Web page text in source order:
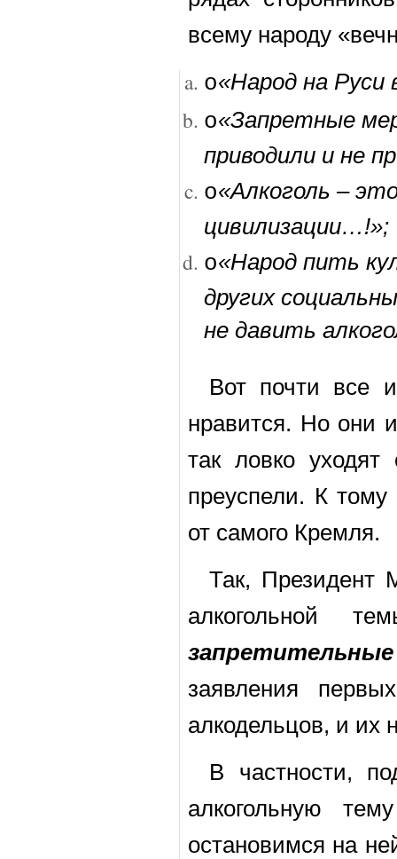
всему народу
o«Народ на Руси
o«Запретные
приводили и не
o«Алкоголь –
цивилизации…!»;
o«Народ пить
других
не давить
Вот почти все
нравится. Но они
так ловко
преуспели. К
от самого Кремля.
Так, Президент
алкогольной
заявления
алкодельцов, и их
В частности,
алкогольную
остановимся на